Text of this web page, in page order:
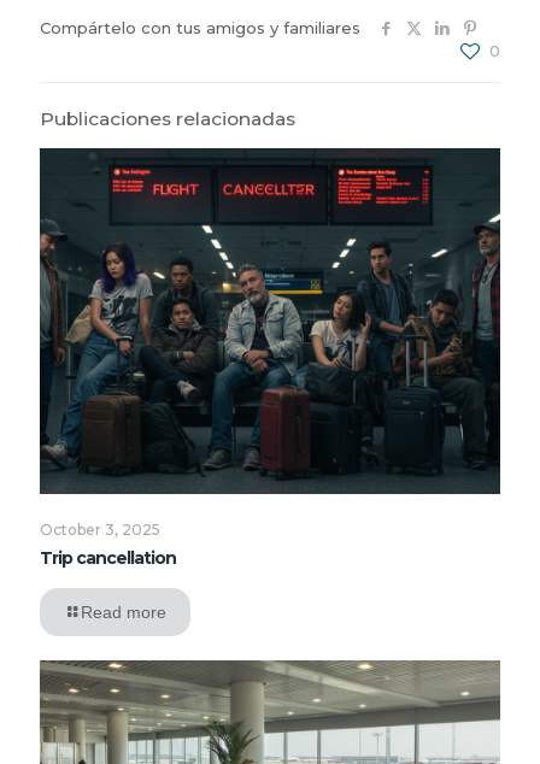
Compártelo con tus amigos y familiares
0
Publicaciones relacionadas
October 3, 2025
Trip cancellation
Read more